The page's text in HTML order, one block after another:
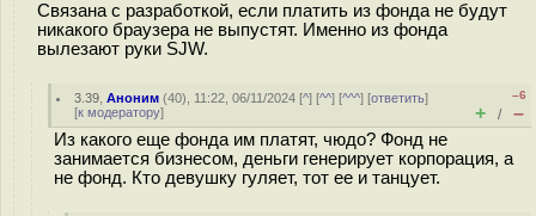
Связана с разработкой, если платить из фонда не будут
никакого браузера не выпустят. Именно из фонда
вылезают руки SJW.
3.39 ,Аноним (40), 11:22, 06/11/2024 [^] [^^] [^^^] [ответить]
[к модератору]
–6
+ / –
Из какого еще фонда им платят, чюдо? Фонд не
занимается бизнесом, деньги генерирует корпорация, а
не фонд. Кто девушку гуляет, тот ее и танцует.